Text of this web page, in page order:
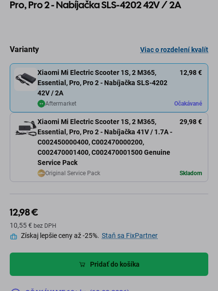
Pro, Pro 2 - Nabíjačka SLS-4202 42V / 2A
Varianty Viac o rozdelení kvalít
Xiaomi Mi Electric Scooter 1S, 2 M365,
Essential, Pro, Pro 2 - Nabíjačka SLS-4202
42V / 2A
12,98 €
Aftermarket Očakávané
Xiaomi Mi Electric Scooter 1S, 2 M365,
Essential, Pro, Pro 2 - Nabíjačka 41V / 1.7A -
C002450000400, C002470000200,
C002470001400, C002470001500 Genuine
Service Pack
29,98 €
Original Service Pack Skladom
12,98 €
10,55 € bez DPH
Získaj lepšie ceny až -25%. Staň sa FixPartner
Pridať do košíka